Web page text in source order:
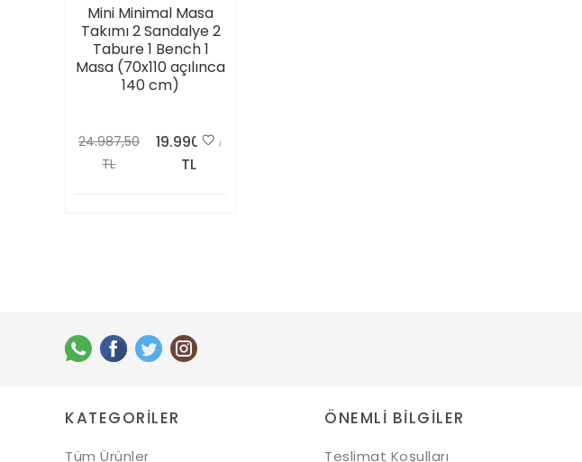
Mini Minimal Masa
Takımı 2 Sandalye 2
Tabure 1 Bench 1
Masa (70x110 açılınca
140 cm)
24.987,50
TL
19.990,00
TL
KATEGORILER
Tüm Ürünler
ÖNEMLI BILGILER
Teslimat Koşulları